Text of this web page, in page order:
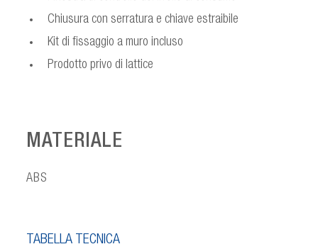
Chiusura con serratura e chiave estraibile
Kit di fissaggio a muro incluso
Prodotto privo di lattice
MATERIALE
ABS
TABELLA TECNICA